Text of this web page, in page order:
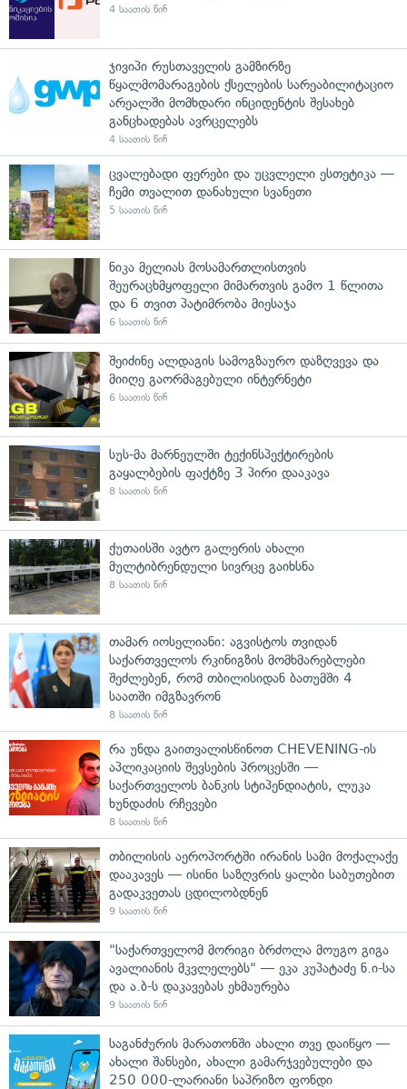
4 საათის წინ
ჯივიპი რუსთაველის გამზირზე
წყალმომარაგების ქსელების სარეაბილიტაციო
არეალში მომხდარი ინციდენტის შესახებ
განცხადებას ავრცელებს
4 საათის წინ
ცვალებადი ფერები და უცვლელი ესთეტიკა —
ჩემი თვალით დანახული სვანეთი
5 საათის წინ
ნიკა მელიას მოსამართლისთვის
შეურაცხმყოფელი მიმართვის გამო 1 წლითა
და 6 თვით პატიმრობა მიესაჯა
6 საათის წინ
შეიძინე ალდაგის სამოგზაურო დაზღვევა და
მიიღე გაორმაგებული ინტერნეტი
6 საათის წინ
სუს-მა მარნეულში ტექინსპექტირების
გაყალბების ფაქტზე 3 პირი დააკავა
8 საათის წინ
ქუთაისში ავტო გალერის ახალი
მულტიბრენდული სივრცე გაიხსნა
8 საათის წინ
თამარ იოსელიანი: აგვისტოს თვიდან
საქართველოს რკინიგზის მომხმარებლები
შეძლებენ, რომ თბილისიდან ბათუმში 4
საათში იმგზავრონ
8 საათის წინ
რა უნდა გაითვალისწინოთ CHEVENING-ის
აპლიკაციის შევსების პროცესში —
საქართველოს ბანკის სტიპენდიატის, ლუკა
ხუნდაძის რჩევები
8 საათის წინ
თბილისის აეროპორტში ირანის სამი მოქალაქე
დააკავეს — ისინი საზღვრის ყალბი საბუთებით
გადაკვეთას ცდილობდნენ
9 საათის წინ
"საქართველომ მორიგი ბრძოლა მოუგო გიგა
ავალიანის მკვლელებს" — ეკა კუპატაძე ნ.ი-სა
და ა.ბ-ს დაკავებას ეხმაურება
9 საათის წინ
საგანძურის მარათონში ახალი თვე დაიწყო —
ახალი შანსები, ახალი გამარჯვებულები და
250 000-ლარიანი საპრიზო ფონდი